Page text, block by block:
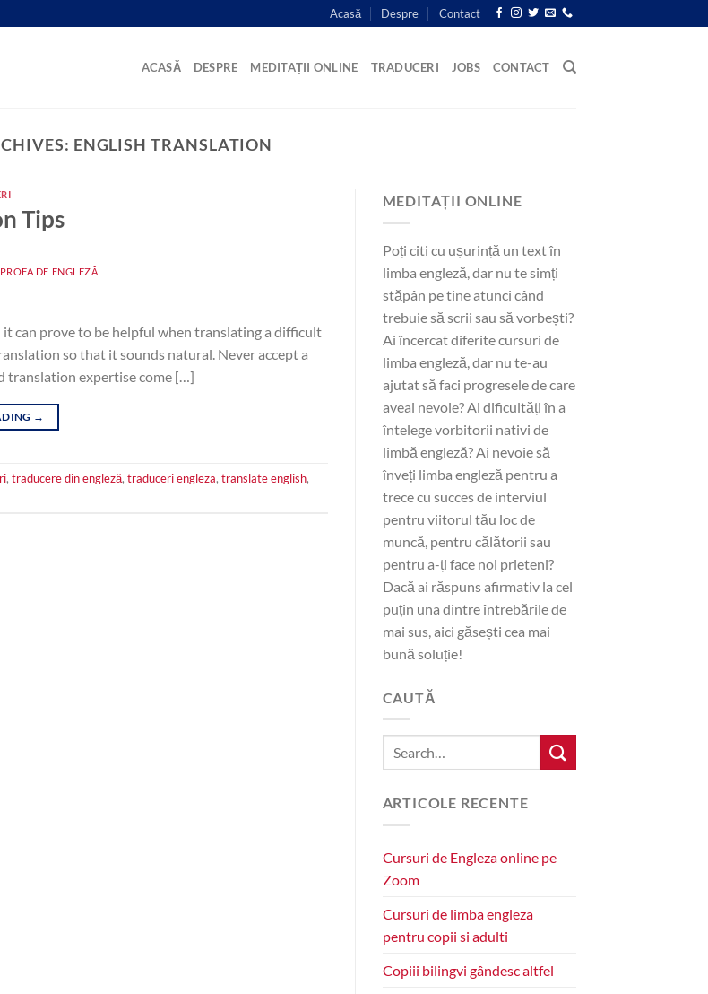
Acasă Despre Contact
ACASĂ DESPRE MEDITAȚII ONLINE TRADUCERI JOBS CONTACT
ENGLISH TRANSLATION
Tips
PROFA DE ENGLEZĂ
can prove to be helpful when translating a difficult
so that it sounds natural. Never accept a
translation expertise come […]
→
, traducere din engleză, traduceri engleza, translate english,
MEDITAȚII ONLINE
Poți citi cu ușurință un text în
limba engleză, dar nu te simți
stăpân pe tine atunci când
trebuie să scrii sau să vorbești?
Ai încercat diferite cursuri de
limba engleză, dar nu te-au
ajutat să faci progresele de care
aveai nevoie? Ai dificultăți în a
întelege vorbitorii nativi de
limbă engleză? Ai nevoie să
înveți limba engleză pentru a
trece cu succes de interviul
pentru viitorul tău loc de
muncă, pentru călătorii sau
pentru a-ți face noi prieteni?
Dacă ai răspuns afirmativ la cel
puțin una dintre întrebările de
mai sus, aici găsești cea mai
bună soluție!
CAUTĂ
ARTICOLE RECENTE
Cursuri de Engleza online pe
Zoom
Cursuri de limba engleza
pentru copii si adulti
Copiii bilingvi gândesc altfel